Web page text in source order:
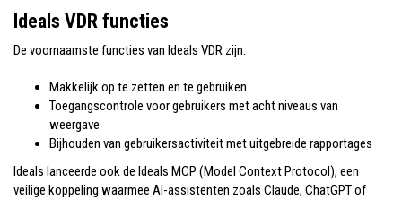
Ideals VDR functies
De voornaamste functies van Ideals VDR zijn:
Makkelijk op te zetten en te gebruiken
Toegangscontrole voor gebruikers met acht niveaus van
weergave
Bijhouden van gebruikersactiviteit met uitgebreide rapportages
Ideals lanceerde ook de Ideals MCP (Model Context Protocol), een
veilige koppeling waarmee AI-assistenten zoals Claude, ChatGPT of